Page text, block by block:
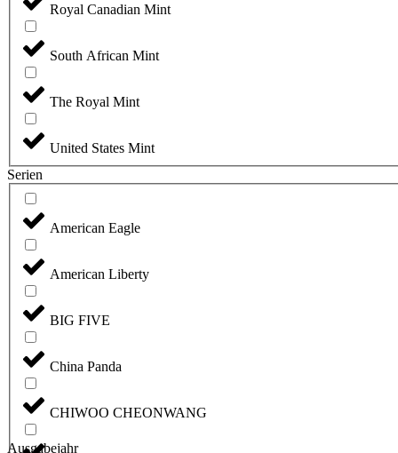
Royal Canadian Mint
South African Mint
The Royal Mint
United States Mint
Serien
American Eagle
American Liberty
BIG FIVE
China Panda
CHIWOO CHEONWANG
Ausgabejahr